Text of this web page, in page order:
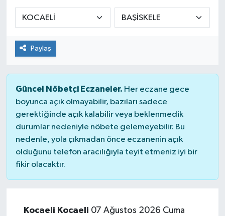
Paylaş
Güncel Nöbetçi Eczaneler. Her eczane gece
boyunca açık olmayabilir, bazıları sadece
gerektiğinde açık kalabilir veya beklenmedik
durumlar nedeniyle nöbete gelemeyebilir. Bu
nedenle, yola çıkmadan önce eczanenin açık
olduğunu telefon aracılığıyla teyit etmeniz iyi bir
fikir olacaktır.
Kocaeli Kocaeli 07 Ağustos 2026 Cuma
Sağlık
Spor
Yaşam